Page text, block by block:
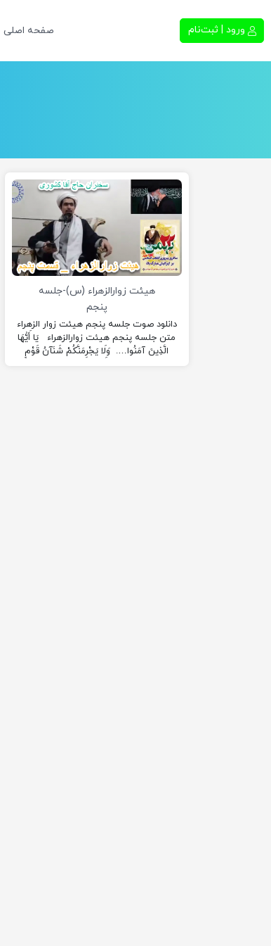
ورود | ثبت‌نام صفحه اصلی
هیئت زوارالزهراء (س)-جلسه
پنجم
دانلود صوت جلسه پنجم هیئت زوار الزهراء
متن جلسه پنجم هیئت زوارالزهراء يَا أَيُّهَا
الَّذِينَ آمَنُوا…. وَلَا يَجْرِمَنَّكُمْ شَنَآنُ قَوْمٍ